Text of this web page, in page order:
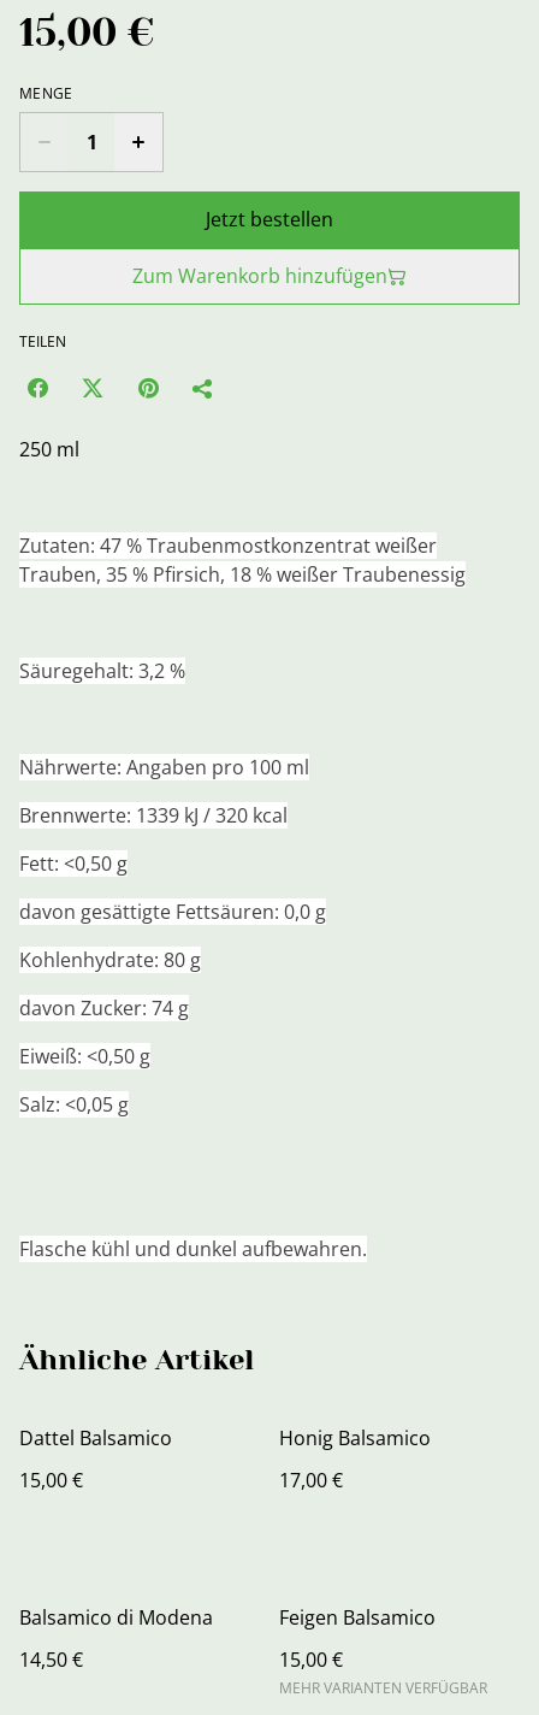
15,00 €
MENGE
Jetzt bestellen
Zum Warenkorb hinzufügen
TEILEN
250 ml
Zutaten: 47 % Traubenmostkonzentrat weißer
Trauben, 35 % Pfirsich, 18 % weißer Traubenessig
Säuregehalt: 3,2 %
Nährwerte: Angaben pro 100 ml
Brennwerte: 1339 kJ / 320 kcal
Fett: <0,50 g
davon gesättigte Fettsäuren: 0,0 g
Kohlenhydrate: 80 g
davon Zucker: 74 g
Eiweiß: <0,50 g
Salz: <0,05 g
Flasche kühl und dunkel aufbewahren.
Ähnliche Artikel
Dattel Balsamico
15,00 €
Honig Balsamico
17,00 €
Balsamico di Modena
14,50 €
Feigen Balsamico
15,00 €
MEHR VARIANTEN VERFÜGBAR